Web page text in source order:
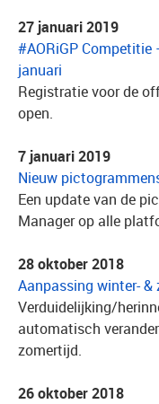
27 januari 2019
#AORiGP
januari
Registratie voor de
open.
7 januari 2019
Nieuw
Een update van de
Manager op alle
28 oktober 2018
Aanpassing winter-
Verduidelijking/
automatisch
zomertijd.
26 oktober 2018